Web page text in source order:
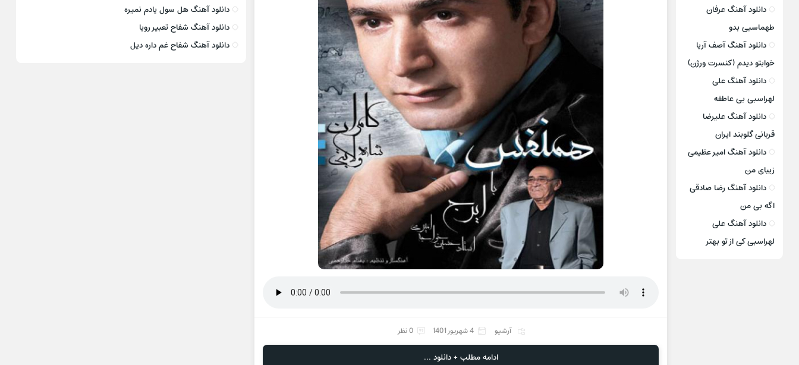
آرشیو 4 شهریور 1401 0 نظر
ادامه مطلب + دانلود ...
دانلود آهنگ عرفان
طهماسبی بدو
دانلود آهنگ آصف آریا
خوابتو دیدم (کنسرت ورژن)
دانلود آهنگ علی
لهراسبی بی عاطفه
دانلود آهنگ علیرضا
قربانی گلوبند ایران
دانلود آهنگ امیر عظیمی
زیبای من
دانلود آهنگ رضا صادقی
اگه بی من
دانلود آهنگ علی
لهراسبی کی از تو ‌بهتر
دانلود آهنگ هل سول یادم نمیره
دانلود آهنگ شفاح تعبیر رویا
دانلود آهنگ شفاح غم داره دیل